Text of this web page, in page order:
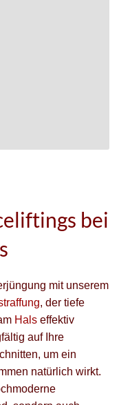
bei
mit unserem
, der tiefe
Halseffektiv
auf Ihre
um ein
natürlich wirkt.